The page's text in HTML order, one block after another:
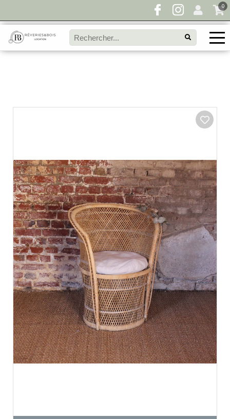
0
Pour toute demande de disponibilité, remplissez